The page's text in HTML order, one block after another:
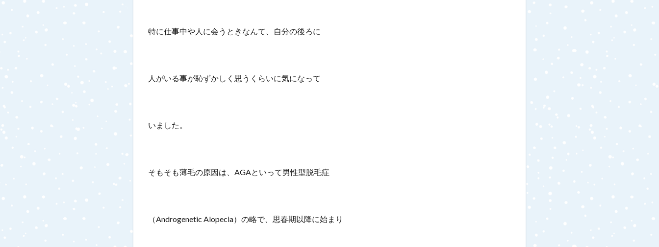
特に仕事中や人に会うときなんて、自分の後ろに
人がいる事が恥ずかしく思うくらいに気になって
いました。
そもそも薄毛の原因は、AGAといって男性型脱毛症
（Androgenetic Alopecia）の略で、思春期以降に始まり